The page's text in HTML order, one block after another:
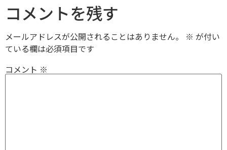
コメントを残す
メールアドレスが公開されることはありません。 ※ が付い
ている欄は必須項目です
コメント ※